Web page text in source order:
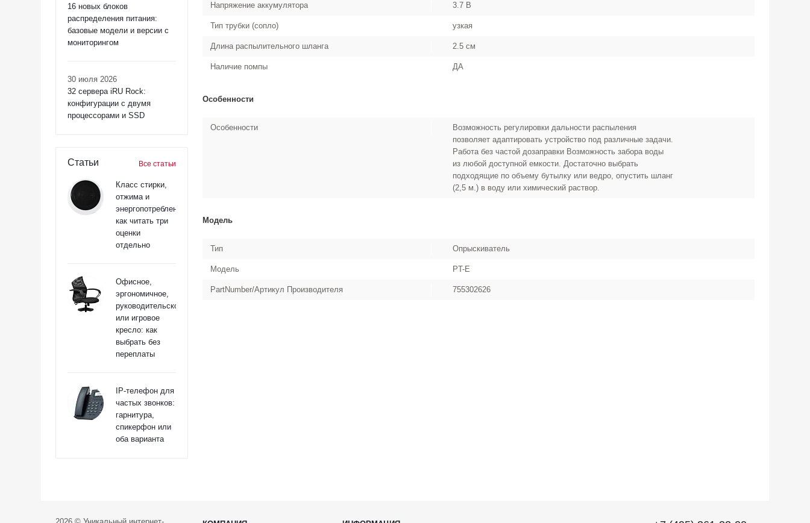
16 новых блоков
распределения питания:
базовые модели и версии с
мониторингом
30 июля 2026
32 сервера iRU Rock:
конфигурации с двумя
процессорами и SSD
Статьи Все статьи
Класс стирки,
отжима и
энергопотребления:
как читать три
оценки
отдельно
Офисное,
эргономичное,
руководительское
или игровое
кресло: как
выбрать без
переплаты
IP-телефон для
частых звонков:
гарнитура,
спикерфон или
оба варианта
Напряжение аккумулятора 3.7 В
Тип трубки (сопло) узкая
Длина распылительного шланга 2.5 см
Наличие помпы ДА
Особенности
Особенности
Возможность регулировки дальности распыления
позволяет адаптировать устройство под различные задачи.
Работа без частой дозаправки Возможность забора воды
из любой доступной емкости. Достаточно выбрать
подходящие по объему бутылку или ведро, опустить шланг
(2,5 м.) в воду или химический раствор.
Модель
Тип Опрыскиватель
Модель PT-E
PartNumber/Артикул Производителя 755302626